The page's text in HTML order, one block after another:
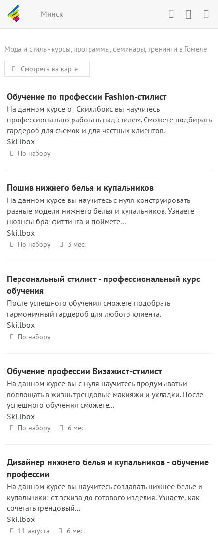
Минск
Мода и стиль - курсы, программы, семинары, тренинги в Гомеле
Смотреть на карте
Обучение по профессии Fashion-стилист
На данном курсе от Скиллбокс вы научитесь
профессионально работать над стилем. Сможете подбирать
гардероб для съемок и для частных клиентов.
Skillbox
По набору
Пошив нижнего белья и купальников
На данном курсе вы научитесь с нуля конструировать
разные модели нижнего белья и купальников. Узнаете
нюансы бра-фиттинга и поймете...
Skillbox
По набору 3 мес.
Персональный стилист - профессиональный курс
обучения
После успешного обучения сможете подобрать
гармоничный гардероб для любого клиента.
Skillbox
По набору
Обучение профессии Визажист-стилист
На данном курсе вы с нуля научитесь продумывать и
воплощать в жизнь трендовые макияжи и укладки. После
успешного обучения сможете...
Skillbox
По набору 6 мес.
Дизайнер нижнего белья и купальников - обучение
профессии
На данном курсе вы научитесь создавать нижнее белье и
купальники: от эскиза до готового изделия. Узнаете, как
сочетать трендовый...
Skillbox
11 августа 6 мес.